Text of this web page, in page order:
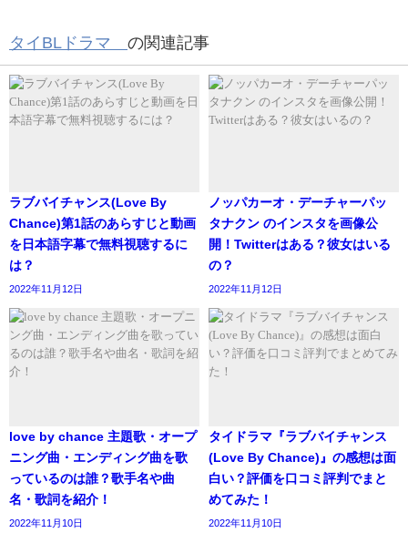
パームは幼い時から大きな音が怖く。雷や銃声、爆発音を
聞くと、
呼吸が苦しくなってくる性格。
タイBLドラマ の関連記事
ラブバイチャンス(Love By
Chance)第1話のあらすじと動画
を日本語字幕で無料視聴するに
は？
2022年11月12日
ノッパカーオ・デーチャーパッ
タナクン のインスタを画像公
開！Twitterはある？彼女はいる
の？
2022年11月12日
love by chance 主題歌・オープ
ニング曲・エンディング曲を歌
っているのは誰？歌手名や曲
名・歌詞を紹介！
2022年11月10日
タイドラマ『ラブバイチャンス
(Love By Chance)』の感想は面
白い？評価を口コミ評判でまと
めてみた！
2022年11月10日